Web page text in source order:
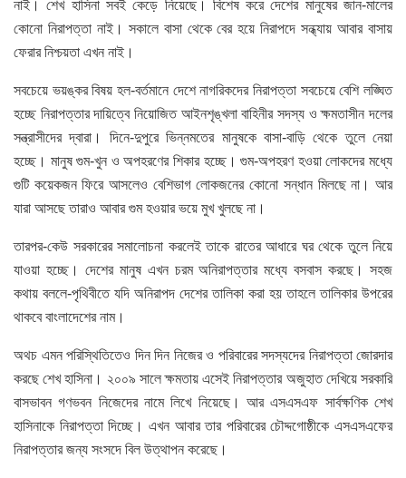
নাই। শেখ হাসিনা সবই কেড়ে নিয়েছে। বিশেষ করে দেশের মানুষের জান-মালের
কোনো নিরাপত্তা নাই। সকালে বাসা থেকে বের হয়ে নিরাপদে সন্ধ্যায় আবার বাসায়
ফেরার নিশ্চয়তা এখন নাই।
সবচেয়ে ভয়ঙ্কর বিষয় হল-বর্তমানে দেশে নাগরিকদের নিরাপত্তা সবচেয়ে বেশি লঙ্ঘিত
হচ্ছে নিরাপত্তার দায়িত্বে নিয়োজিত আইনশৃঙ্খলা বাহিনীর সদস্য ও ক্ষমতাসীন দলের
সন্ত্রাসীদের দ্বারা। দিনে-দুপুরে ভিন্নমতের মানুষকে বাসা-বাড়ি থেকে তুলে নেয়া
হচ্ছে। মানুষ গুম-খুন ও অপহরণের শিকার হচ্ছে। গুম-অপহরণ হওয়া লোকদের মধ্যে
গুটি কয়েকজন ফিরে আসলেও বেশিভাগ লোকজনের কোনো সন্ধান মিলছে না। আর
যারা আসছে তারাও আবার গুম হওয়ার ভয়ে মুখ খুলছে না।
তারপর-কেউ সরকারের সমালোচনা করলেই তাকে রাতের আধারে ঘর থেকে তুলে নিয়ে
যাওয়া হচ্ছে। দেশের মানুষ এখন চরম অনিরাপত্তার মধ্যে বসবাস করছে। সহজ
কথায় বললে-পৃথিবীতে যদি অনিরাপদ দেশের তালিকা করা হয় তাহলে তালিকার উপরের
থাকবে বাংলাদেশের নাম।
অথচ এমন পরিস্থিতিতেও দিন দিন নিজের ও পরিবারের সদস্যদের নিরাপত্তা জোরদার
করছে শেখ হাসিনা। ২০০৯ সালে ক্ষমতায় এসেই নিরাপত্তার অজুহাত দেখিয়ে সরকারি
বাসভাবন গণভবন নিজেদের নামে লিখে নিয়েছে। আর এসএসএফ সার্বক্ষণিক শেখ
হাসিনাকে নিরাপত্তা দিচ্ছে। এখন আবার তার পরিবারের চৌদ্দগোষ্ঠীকে এসএসএফের
নিরাপত্তার জন্য সংসদে বিল উত্থাপন করেছে।